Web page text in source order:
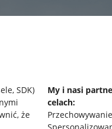
SDK)
że
My i nasi
celach: